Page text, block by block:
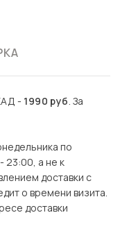
- 1990 руб. За
по
23:00, а не к
доставки с
о времени визита.
доставки